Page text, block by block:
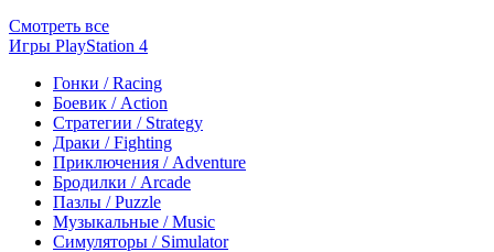
Смотреть все
Игры PlayStation 4
Гонки / Racing
Боевик / Action
Стратегии / Strategy
Драки / Fighting
Приключения / Adventure
Бродилки / Arcade
Пазлы / Puzzle
Музыкальные / Music
Симуляторы / Simulator